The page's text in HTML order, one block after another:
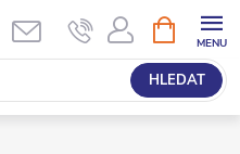
HLEDAT
NÁKUPNÍ
KOŠÍK